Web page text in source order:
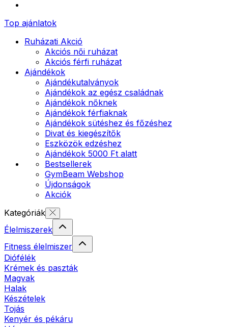
Top ajánlatok
Ruházati Akció
Akciós női ruházat
Akciós férfi ruházat
Ajándékok
Ajándékutalványok
Ajándékok az egész családnak
Ajándékok nőknek
Ajándékok férfiaknak
Ajándékok sütéshez és főzéshez
Divat és kiegészítők
Eszközök edzéshez
Ajándékok 5000 Ft alatt
Bestsellerek
GymBeam Webshop
Újdonságok
Akciók
Kategóriák
Élelmiszerek
Fitness élelmiszer
Diófélék
Krémek és paszták
Magvak
Halak
Készételek
Tojás
Kenyér és pékáru